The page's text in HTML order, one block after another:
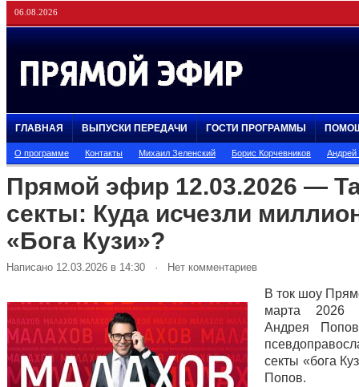
06.08.2026
ГЛАВНАЯ ВЫПУСКИ ПЕРЕДАЧИ ГОСТИ ПРОГРАММЫ
О программе Контакты Михаил Зеленский Борис Корчевников
Прямой эфир 12.03.2026 —
секты: Куда исчезли
«Бога Кузи»?
Написано 12.03.2026 в 14:30 · Нет комментариев
В ток шоу
марта 2026
Андрея
секты «бога
Попов.